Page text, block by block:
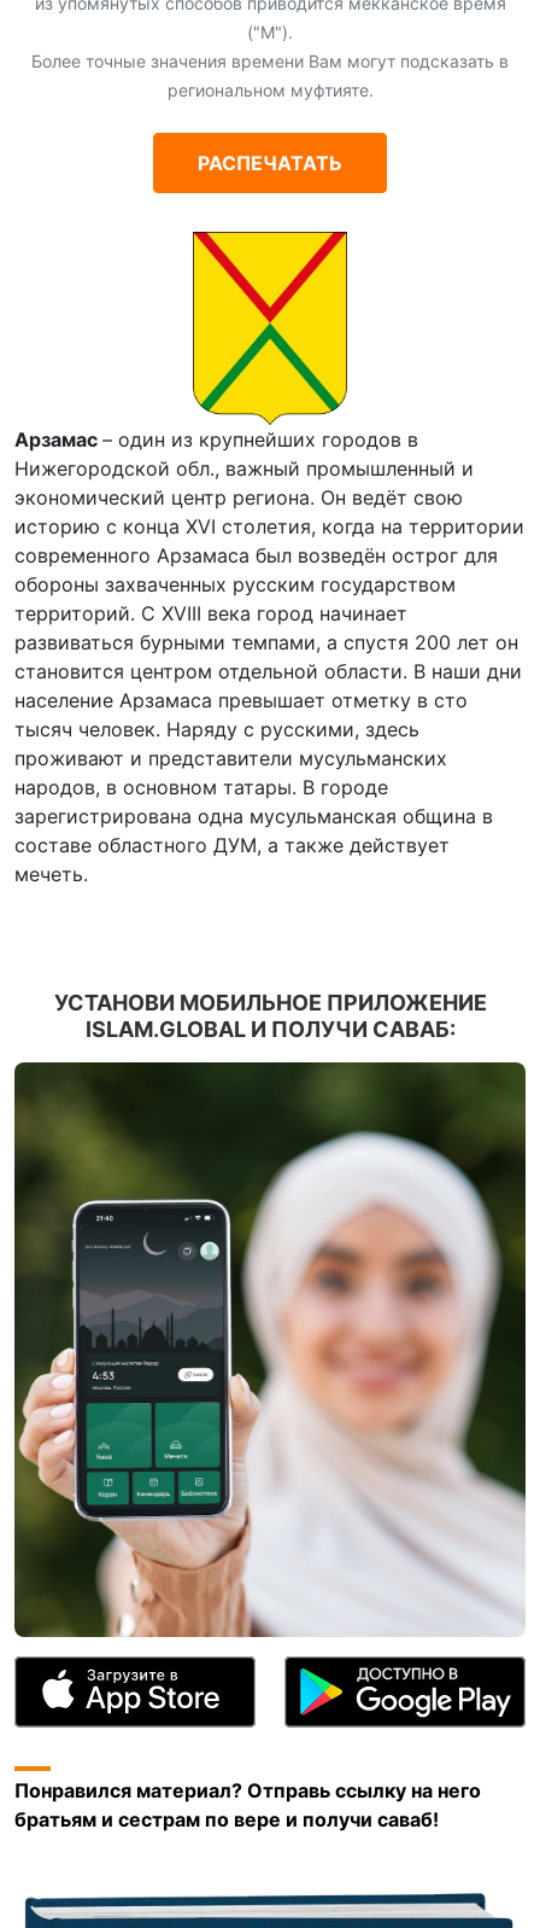
("М").
Более точные значения времени Вам могут подсказать в
региональном муфтияте.
РАСПЕЧАТАТЬ
Арзамас – один из крупнейших городов в
Нижегородской обл., важный промышленный и
экономический центр региона. Он ведёт свою
историю с конца XVI столетия, когда на территории
современного Арзамаса был возведён острог для
обороны захваченных русским государством
территорий. С XVIII века город начинает
развиваться бурными темпами, а спустя 200 лет он
становится центром отдельной области. В наши дни
население Арзамаса превышает отметку в сто
тысяч человек. Наряду с русскими, здесь
проживают и представители мусульманских
народов, в основном татары. В городе
зарегистрирована одна мусульманская община в
составе областного ДУМ, а также действует
мечеть.
УСТАНОВИ МОБИЛЬНОЕ ПРИЛОЖЕНИЕ
ISLAM.GLOBAL И ПОЛУЧИ САВАБ:
Понравился материал? Отправь ссылку на него
братьям и сестрам по вере и получи саваб!